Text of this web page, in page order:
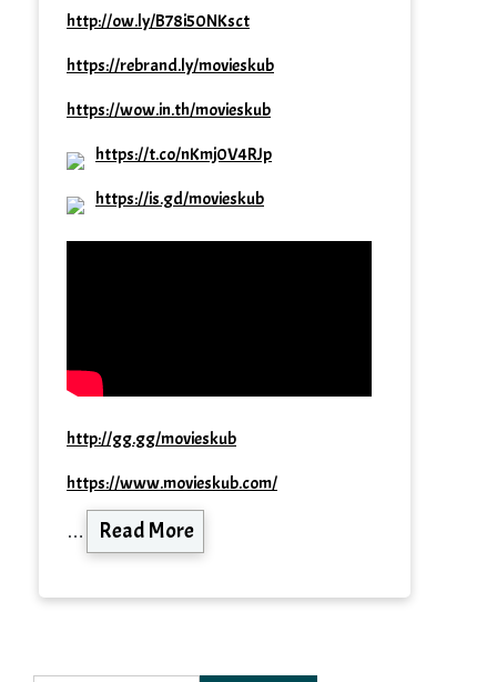
http://ow.ly/B78i50NKsct
https://rebrand.ly/movieskub
https://wow.in.th/movieskub
https://t.co/nKmj0V4RJp
https://is.gd/movieskub
http://gg.gg/movieskub
https://www.movieskub.com/
… Read More